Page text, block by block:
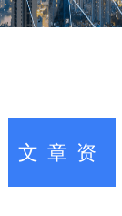
文章资